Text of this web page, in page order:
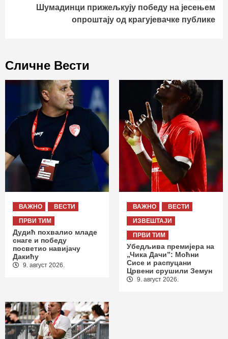
Шумадинци прижељкују победу на јесењем
опроштају од крагујевачке публике
Сличне Вести
ВАЖНО
ВЕСТИ
ПРВИ ТИМ
Дудић похвалио младе
снаге и победу
посветио навијачу
Дакићу
9. август 2026.
ВАЖНО
ВЕСТИ
ИЗВЕШТАЈИ
ПРВИ ТИМ
Убедљива премијера на
„Чика Дачи”: Моћни
Сисе и распуцани
Црвени срушили Земун
9. август 2026.